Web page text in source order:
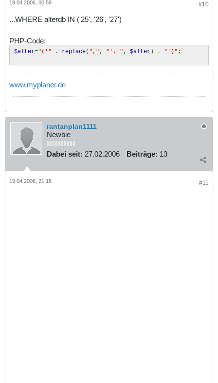
#10
19.04.2006, 00:59
...WHERE alterdb IN ('25', '26', '27')
PHP-Code:
$alter="('" . replace( "," , "','" , $alter) . "')" ;
www.myplaner.de
rantanplan1111
Newbie
Dabei seit: 27.02.2006 Beiträge: 13
#11
19.04.2006, 21:18